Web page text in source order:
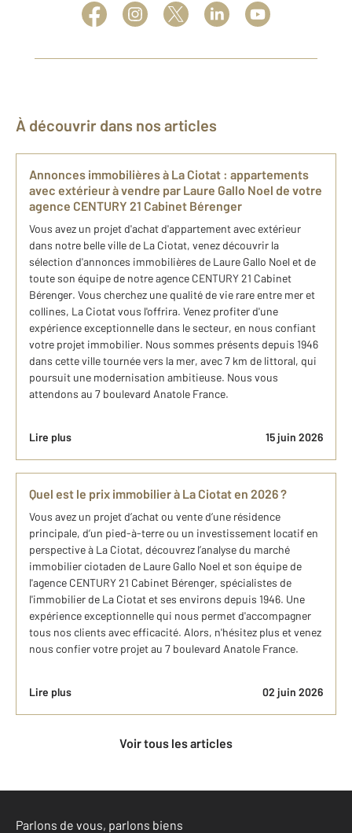
À découvrir dans nos articles
Annonces immobilières à La Ciotat : appartements
avec extérieur à vendre par Laure Gallo Noel de votre
agence CENTURY 21 Cabinet Bérenger
Vous avez un projet d'achat d'appartement avec extérieur
dans notre belle ville de La Ciotat, venez découvrir la
sélection d'annonces immobilières de Laure Gallo Noel et de
toute son équipe de notre agence CENTURY 21 Cabinet
Bérenger. Vous cherchez une qualité de vie rare entre mer et
collines, La Ciotat vous l'offrira. Venez profiter d'une
expérience exceptionnelle dans le secteur, en nous confiant
votre projet immobilier. Nous sommes présents depuis 1946
dans cette ville tournée vers la mer, avec 7 km de littoral, qui
poursuit une modernisation ambitieuse. Nous vous
attendons au 7 boulevard Anatole France.
Lire plus 15 juin 2026
Quel est le prix immobilier à La Ciotat en 2026 ?
Vous avez un projet d’achat ou vente d’une résidence
principale, d’un pied-à-terre ou un investissement locatif en
perspective à La Ciotat, découvrez l’analyse du marché
immobilier ciotaden de Laure Gallo Noel et son équipe de
l'agence CENTURY 21 Cabinet Bérenger, spécialistes de
l'immobilier de La Ciotat et ses environs depuis 1946. Une
expérience exceptionnelle qui nous permet d'accompagner
tous nos clients avec efficacité. Alors, n'hésitez plus et venez
nous confier votre projet au 7 boulevard Anatole France.
Lire plus 02 juin 2026
Voir tous les articles
Parlons de vous, parlons biens